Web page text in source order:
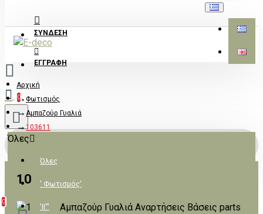
ΣΎΝΔΕΣΗ
ΕΓΓΡΑΦΉ
0
Όλες
Όλες
' Φωτισμός'
'II"'
0
Αρχική
Φωτισμός
Αμπαζούρ Γυαλιά
103611
103611